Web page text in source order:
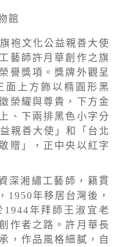
館
袍文化公益親善大使
藝師許月華創作之旗
譽獎項。獎牌外觀呈
面上方飾以橢圓形黑
榮耀與尊貴，下方金
、下兩排黑色小字分
親善大使」和「台北
贈」，正中央以紅字
深湘繡工藝師，籍貫
1950年移居台灣後，
年拜師王淑宜老
作者之路。許月華長
，作品風格細膩，自